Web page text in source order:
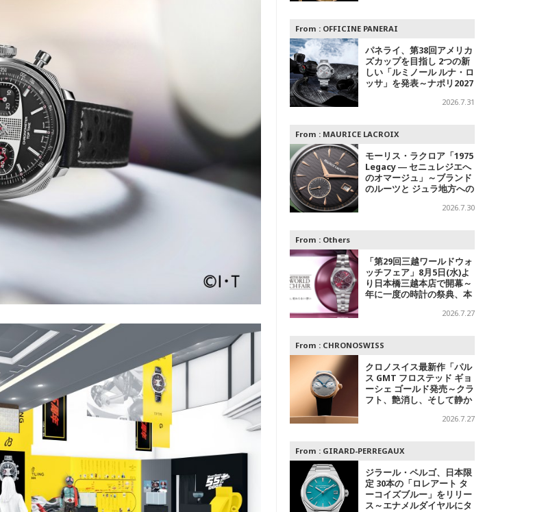
From : OFFICINE PANERAI
パネライ、第38回アメリカ
ズカップを目指し 2つの新
しい「ルミノール ルナ・ロ
ッサ」を発表～ナポリ2027
2026.7.31
From : MAURICE LACROIX
モーリス・ラクロア「1975
Legacy ― セニュレジエへ
のオマージュ」～ブランド
のルーツと ジュラ地方への
2026.7.30
From : Others
「第29回三越ワールドウォ
ッチフェア」8月5日(水)よ
り日本橋三越本店で開幕～
年に一度の時計の祭典、本
ャルエキシビジョンも2026.7.27
From : CHRONOSWISS
クロノスイス最新作「パル
ス GMT フロステッド ギョ
ーシェ ゴールド発売～クラ
フト、艶消し、そして静か
2026.7.27
From : GIRARD-PERREGAUX
ジラール・ペルゴ、日本限
定 30本の「ロレアート タ
ーコイズブルー」をリリー
ス～エナメルダイヤルにタ